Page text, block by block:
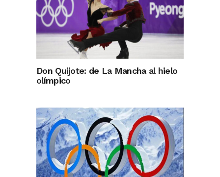
Don Quijote: de La Mancha al hielo
olímpico